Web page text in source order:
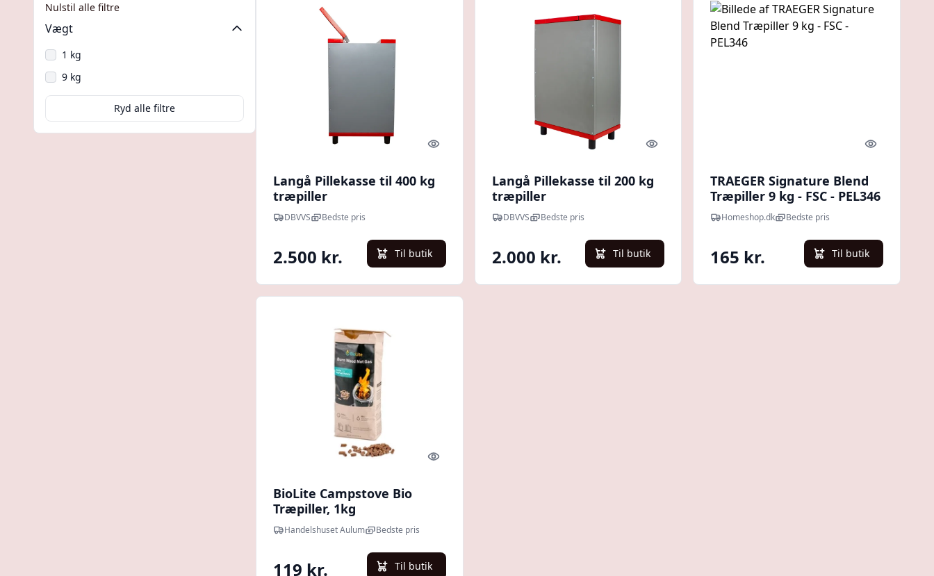
Nulstil alle filtre
Vægt
1 kg
9 kg
Ryd alle filtre
Quick look
Langå Pillekasse til 400 kg
træpiller
DBVVS Bedste pris
2.500 kr. Til butik
Quick look
Langå Pillekasse til 200 kg
træpiller
DBVVS Bedste pris
2.000 kr. Til butik
Quick look
TRAEGER Signature Blend
Træpiller 9 kg - FSC - PEL346
Homeshop.dk Bedste pris
165 kr. Til butik
Quick look
BioLite Campstove Bio
Træpiller, 1kg
Handelshuset Aulum Bedste pris
119 kr. Til butik